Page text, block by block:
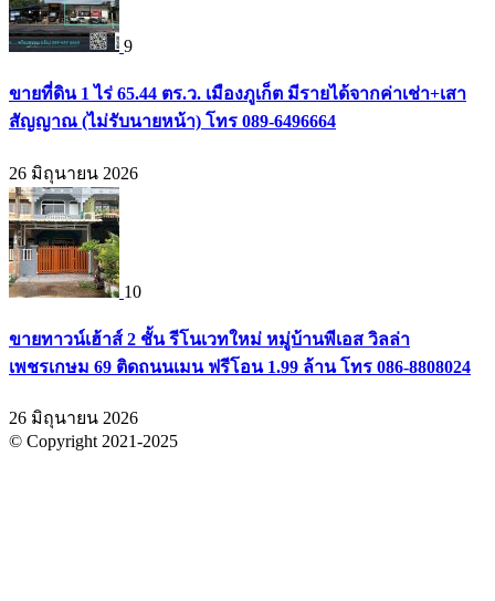
9
ขายที่ดิน 1 ไร่ 65.44 ตร.ว. เมืองภูเก็ต มีรายได้จากค่าเช่า+เสา
สัญญาณ (ไม่รับนายหน้า) โทร 089-6496664
26 มิถุนายน 2026
10
ขายทาวน์เฮ้าส์ 2 ชั้น รีโนเวทใหม่ หมู่บ้านพีเอส วิลล่า
เพชรเกษม 69 ติดถนนเมน ฟรีโอน 1.99 ล้าน โทร 086-8808024
26 มิถุนายน 2026
© Copyright 2021-2025